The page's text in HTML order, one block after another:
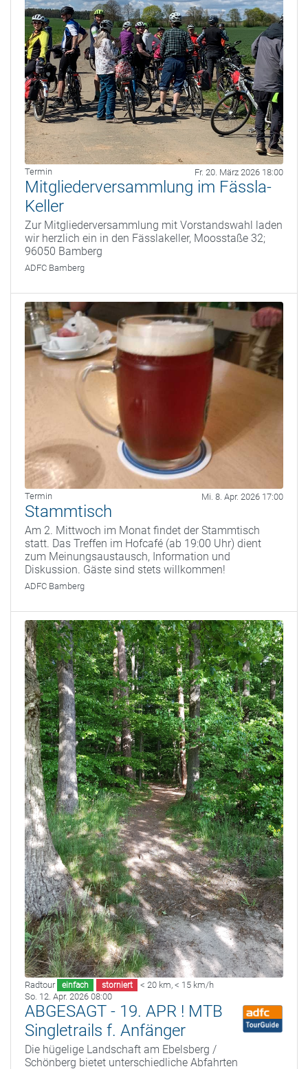
Termin Fr. 20. März 2026 18:00
Mitgliederversammlung im Fässla-
Keller
Zur Mitgliederversammlung mit Vorstandswahl laden
wir herzlich ein in den Fässlakeller, Moosstaße 32;
96050 Bamberg
ADFC Bamberg
Termin Mi. 8. Apr. 2026 17:00
Stammtisch
Am 2. Mittwoch im Monat findet der Stammtisch
statt. Das Treffen im Hofcafé (ab 19:00 Uhr) dient
zum Meinungsaustausch, Information und
Diskussion. Gäste sind stets willkommen!
ADFC Bamberg
Radtour einfach storniert < 20 km, < 15 km/h
So. 12. Apr. 2026 08:00
ABGESAGT - 19. APR ! MTB
Singletrails f. Anfänger
Die hügelige Landschaft am Ebelsberg /
Schönberg bietet unterschiedliche Abfahrten